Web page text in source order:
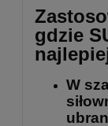
gdzie
W